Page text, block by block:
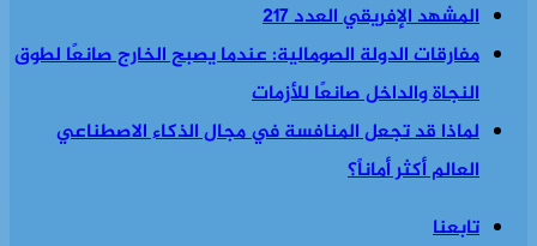
المشهد الإفريقي العدد 217
مفارقات الدولة الصومالية: عندما يصبح الخارج صانعًا لطوق
النجاة والداخل صانعًا للأزمات
لماذا قد تجعل المنافسة في مجال الذكاء الاصطناعي
العالم أكثر أماناً؟
تابعنا